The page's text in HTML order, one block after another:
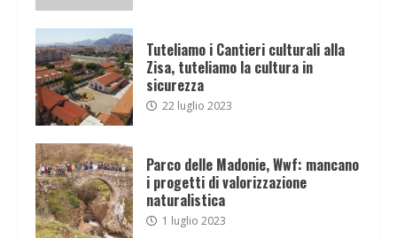
Tuteliamo i Cantieri culturali alla
Zisa, tuteliamo la cultura in
sicurezza
22 luglio 2023
Parco delle Madonie, Wwf: mancano
i progetti di valorizzazione
naturalistica
1 luglio 2023